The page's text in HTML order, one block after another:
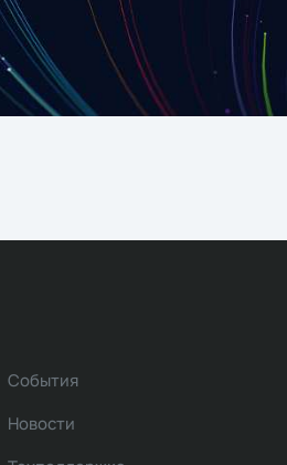
События
Новости